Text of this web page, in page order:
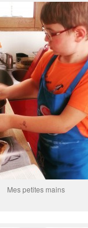
Mes petites mains